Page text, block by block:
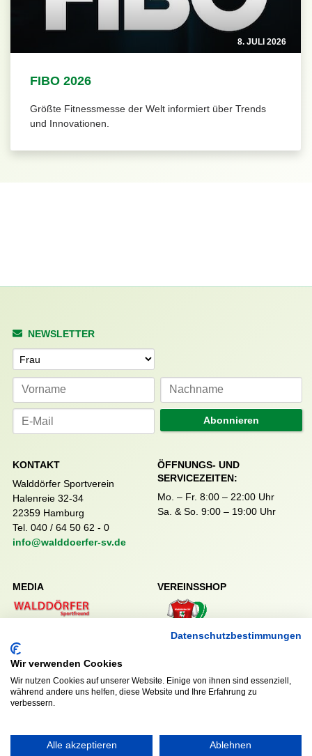
8. JULI 2026
FIBO 2026
Größte Fitnessmesse der Welt informiert über Trends
und Innovationen.
NEWSLETTER
Anrede
Abonnieren
KONTAKT
Walddörfer Sportverein
Halenreie 32-34
22359 Hamburg
Tel. 040 / 64 50 62 - 0
info@walddoerfer-sv.de
ÖFFNUNGS- UND
SERVICEZEITEN:
Mo. – Fr. 8:00 – 22:00 Uhr
Sa. & So. 9:00 – 19:00 Uhr
MEDIA VEREINSSHOP
RECHTLICHES
Impressum
Datenschutzbestimmungen
Wir verwenden Cookies
Wir nutzen Cookies auf unserer Website. Einige von ihnen sind essenziell,
während andere uns helfen, diese Website und Ihre Erfahrung zu
verbessern.
Alle akzeptieren Ablehnen